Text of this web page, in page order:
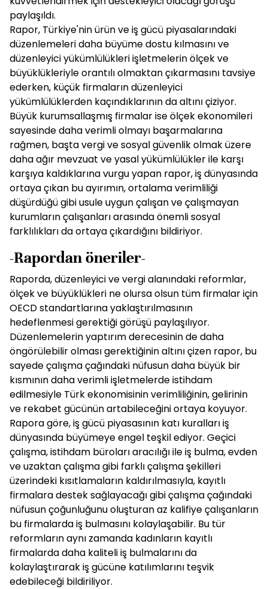
paylaşıldı.
Rapor, Türkiye'nin ürün ve iş gücü piyasalarındaki
düzenlemeleri daha büyüme dostu kılmasını ve
düzenleyici yükümlülükleri işletmelerin ölçek ve
büyüklükleriyle orantılı olmaktan çıkarmasını tavsiye
ederken, küçük firmaların düzenleyici
yükümlülüklerden kaçındıklarının da altını çiziyor.
Büyük kurumsallaşmış firmalar ise ölçek ekonomileri
sayesinde daha verimli olmayı başarmalarına
rağmen, başta vergi ve sosyal güvenlik olmak üzere
daha ağır mevzuat ve yasal yükümlülükler ile karşı
karşıya kaldıklarına vurgu yapan rapor, iş dünyasında
ortaya çıkan bu ayırımın, ortalama verimliliği
düşürdüğü gibi usule uygun çalışan ve çalışmayan
kurumların çalışanları arasında önemli sosyal
farklılıkları da ortaya çıkardığını bildiriyor.
-Rapordan öneriler-
Raporda, düzenleyici ve vergi alanındaki reformlar,
ölçek ve büyüklükleri ne olursa olsun tüm firmalar için
OECD standartlarına yaklaştırılmasının
hedeflenmesi gerektiği görüşü paylaşılıyor.
Düzenlemelerin yaptırım derecesinin de daha
öngörülebilir olması gerektiğinin altını çizen rapor, bu
sayede çalışma çağındaki nüfusun daha büyük bir
kısmının daha verimli işletmelerde istihdam
edilmesiyle Türk ekonomisinin verimliliğinin, gelirinin
ve rekabet gücünün artabileceğini ortaya koyuyor.
Rapora göre, iş gücü piyasasının katı kuralları iş
dünyasında büyümeye engel teşkil ediyor. Geçici
çalışma, istihdam büroları aracılığı ile iş bulma, evden
ve uzaktan çalışma gibi farklı çalışma şekilleri
üzerindeki kısıtlamaların kaldırılmasıyla, kayıtlı
firmalara destek sağlayacağı gibi çalışma çağındaki
nüfusun çoğunluğunu oluşturan az kalifiye çalışanların
bu firmalarda iş bulmasını kolaylaşabilir. Bu tür
reformların aynı zamanda kadınların kayıtlı
firmalarda daha kaliteli iş bulmalarını da
kolaylaştırarak iş gücüne katılımlarını teşvik
edebileceği bildiriliyor.